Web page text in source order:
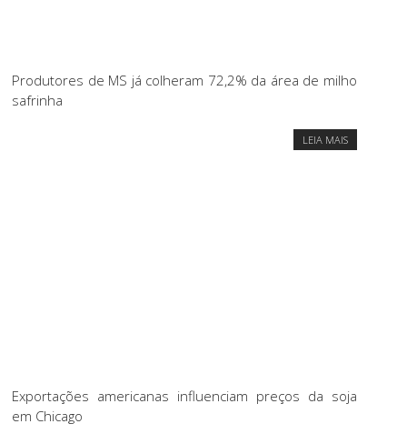
Produtores de MS já colheram 72,2% da área de milho
safrinha
LEIA MAIS
Exportações americanas influenciam preços da soja
em Chicago